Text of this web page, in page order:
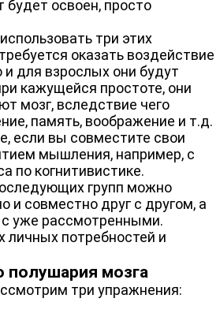
будет освоен, просто
три этих
оказать воздействие
и для взрослых они будут
кажущейся простоте, они
мозг, вследствие чего
память, воображение и т.д.
если вы совместите свои
мышления, например, с
по когнитивистике.
групп можно
и совместно друг с другом, а
уже рассмотренными.
личных потребностей и
полушария мозга
три упражнения: